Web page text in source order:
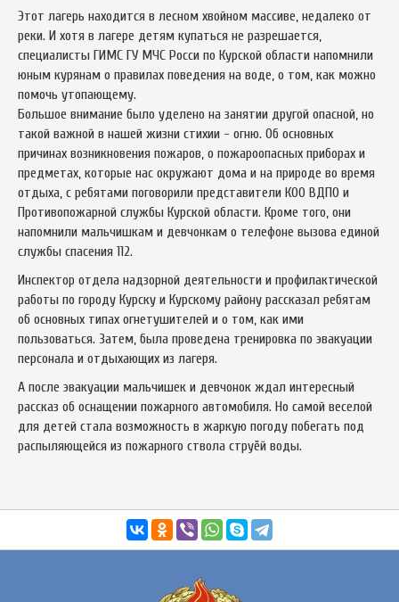
Этот лагерь находится в лесном хвойном массиве, недалеко от
реки. И хотя в лагере детям купаться не разрешается,
специалисты ГИМС ГУ МЧС Росси по Курской области напомнили
юным курянам о правилах поведения на воде, о том, как можно
помочь утопающему.
Большое внимание было уделено на занятии другой опасной, но
такой важной в нашей жизни стихии - огню. Об основных
причинах возникновения пожаров, о пожароопасных приборах и
предметах, которые нас окружают дома и на природе во время
отдыха, с ребятами поговорили представители КОО ВДПО и
Противопожарной службы Курской области. Кроме того, они
напомнили мальчишкам и девчонкам о телефоне вызова единой
службы спасения 112.
Инспектор отдела надзорной деятельности и профилактической
работы по городу Курску и Курскому району рассказал ребятам
об основных типах огнетушителей и о том, как ими
пользоваться. Затем, была проведена тренировка по эвакуации
персонала и отдыхающих из лагеря.
А после эвакуации мальчишек и девчонок ждал интересный
рассказ об оснащении пожарного автомобиля. Но самой веселой
для детей стала возможность в жаркую погоду побегать под
распыляющейся из пожарного ствола струёй воды.